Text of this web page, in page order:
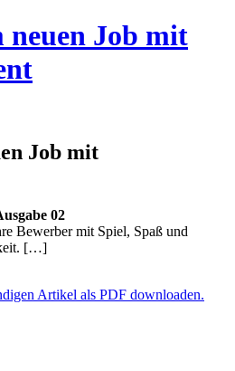
neuen Job mit
Job mit
02
Bewerber mit Spiel, Spaß und
[…]
Artikel als PDF downloaden.